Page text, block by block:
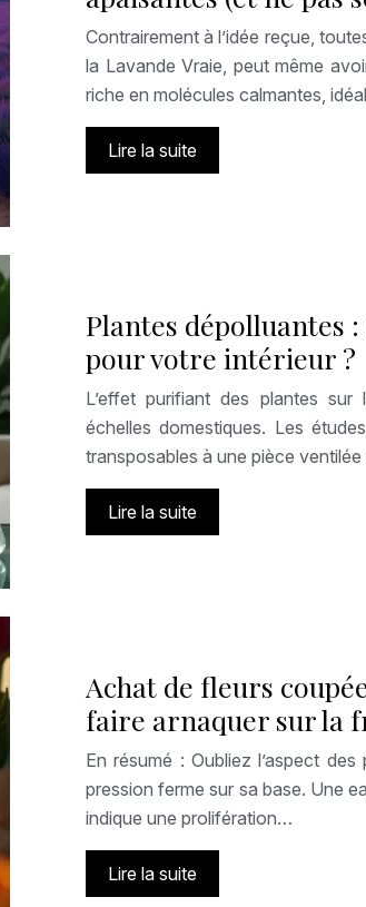
Contrairement à l’idée reçue,
la Lavande Vraie, peut même
riche en molécules calmantes,
Lire la suite
Plantes dépolluantes
pour votre intérieur ?
L’effet purifiant des plantes sur
échelles domestiques. Les
transposables à une pièce
Lire la suite
Achat de fleurs
faire arnaquer sur la
En résumé : Oubliez l’aspect
pression ferme sur sa base. Une
indique une prolifération…
Lire la suite